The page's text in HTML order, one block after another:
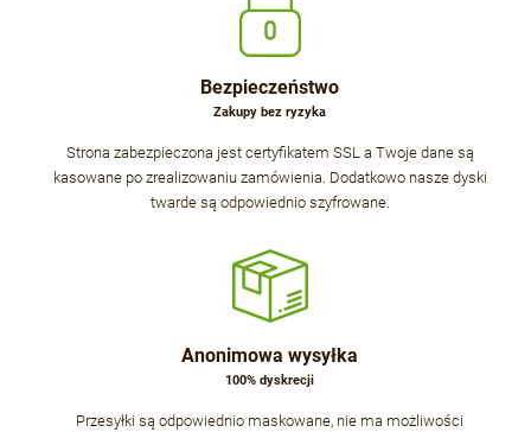
Bezpieczeństwo
Zakupy bez ryzyka
Strona zabezpieczona jest certyfikatem SSL a Twoje dane są
kasowane po zrealizowaniu zamówienia. Dodatkowo nasze dyski
twarde są odpowiednio szyfrowane.
Anonimowa wysyłka
100% dyskrecji
Przesyłki są odpowiednio maskowane, nie ma możliwości